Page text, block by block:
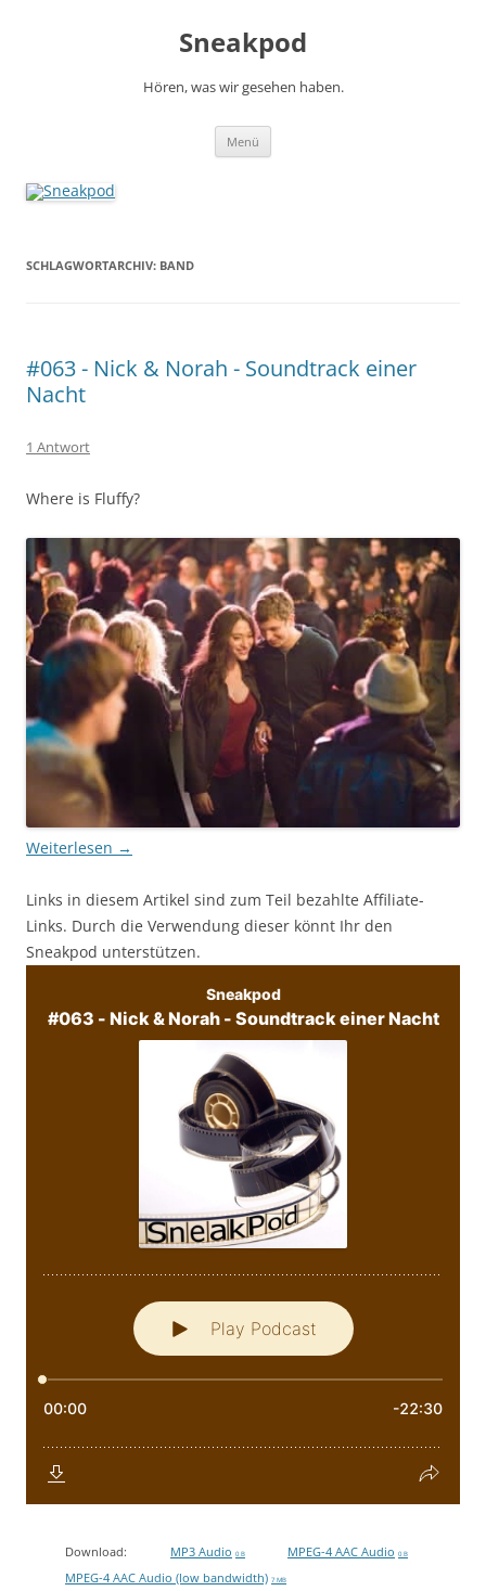
Sneakpod
Hören, was wir gesehen haben.
Menü
SCHLAGWORTARCHIV: BAND
#063 - Nick & Norah - Soundtrack einer
Nacht
1 Antwort
Where is Fluffy?
Weiterlesen →
Links in diesem Artikel sind zum Teil bezahlte Affiliate-
Links. Durch die Verwendung dieser könnt Ihr den
Sneakpod unterstützen.
Download: MP3 Audio 0 B MPEG-4 AAC Audio 0 B
MPEG-4 AAC Audio (low bandwidth) 7 MB